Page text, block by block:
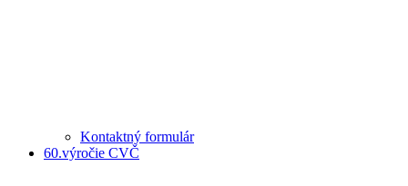
Kontaktný formulár
60.výročie CVČ